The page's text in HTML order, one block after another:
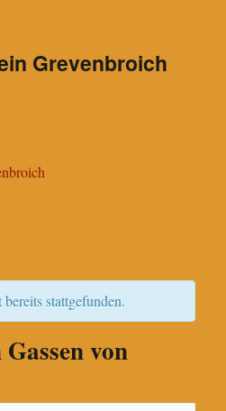
Grevenbroich
stattgefunden.
von